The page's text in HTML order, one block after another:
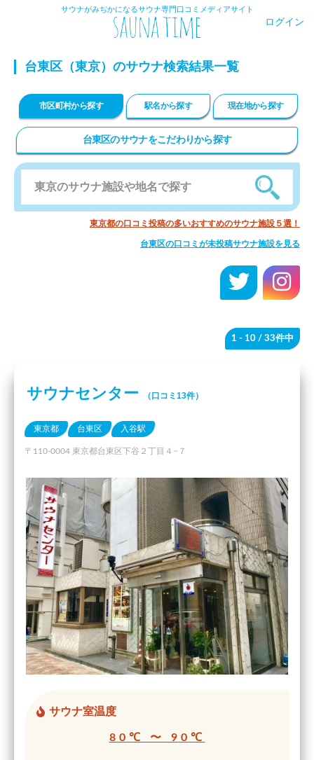
サウナがみぢかになるサウナ専門口コミメディアサイト
ログイン
台東区 （東京）のサウナ検索結果一覧
市区町村から探す 駅名から探す 現在地から探す
台東区のサウナをこだわりから探す
東京都の口コミ投稿の多いおすすめのサウナ施設５選！
台東区の口コミが未投稿サウナ施設を見る
1 - 10 / 33件中
サウナセンター （口コミ13件）
東京都 台東区 入谷駅
〒110-0004 東京都台東区下谷２丁目４−７
サウナ室温度
80℃ 〜 90℃